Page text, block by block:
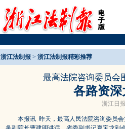
浙江法制报 > 浙江法制报精彩推荐
最高法院咨询委员会
各路资深
浙江日
本报讯 昨天，最高人民法院咨询委员会